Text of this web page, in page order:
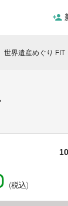
界遺産めぐり FIT （
(税込)